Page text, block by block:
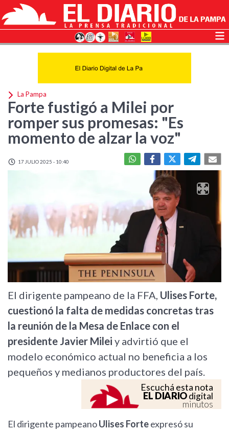
La Pampa
Forte fustigó a Milei por
romper sus promesas: "Es
momento de alzar la voz"
17 JULIO 2025 - 10:40
El dirigente pampeano de la FFA, Ulises Forte,
cuestionó la falta de medidas concretas tras
la reunión de la Mesa de Enlace con el
presidente Javier Milei y advirtió que el
modelo económico actual no beneficia a los
pequeños y medianos productores del país.
Escuchá esta nota
EL DIARIOdigital
minutos
El dirigente pampeanoUlises Forteexpresó su